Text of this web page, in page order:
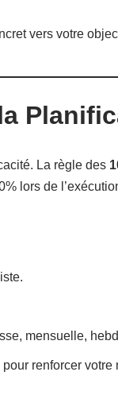
vers votre
La règle des
lors de
mensuelle,
renforcer votre